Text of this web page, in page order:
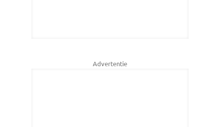
Advertentie